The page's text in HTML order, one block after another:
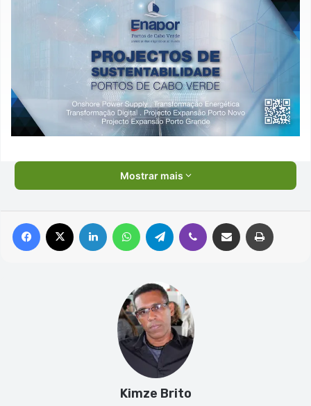
Mostrar mais
Facebook Linkedin WhatsAppTelegram Viber Compartilhar via e-mail
Kimze Brito